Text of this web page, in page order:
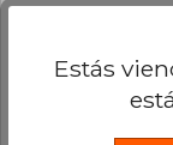
Cargar más
Estás